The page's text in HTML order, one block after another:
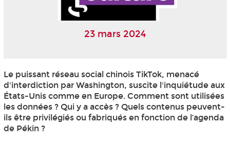
23 mars 2024
Le puissant réseau social chinois TikTok, menacé
d'interdiction par Washington, suscite l'inquiétude aux
États-Unis comme en Europe. Comment sont utilisées
les données ? Qui y a accès ? Quels contenus peuvent-
ils être privilégiés ou fabriqués en fonction de l’agenda
de Pékin ?